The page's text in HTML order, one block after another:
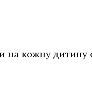
на кожну дитину